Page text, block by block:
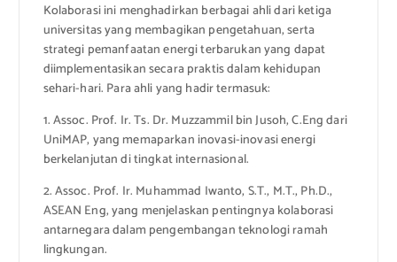
Kolaborasi ini menghadirkan berbagai ahli dari ketiga
universitas yang membagikan pengetahuan, serta
strategi pemanfaatan energi terbarukan yang dapat
diimplementasikan secara praktis dalam kehidupan
sehari-hari. Para ahli yang hadir termasuk:
1. Assoc. Prof. Ir. Ts. Dr. Muzzammil bin Jusoh, C.Eng dari
UniMAP, yang memaparkan inovasi-inovasi energi
berkelanjutan di tingkat internasional.
2. Assoc. Prof. Ir. Muhammad Iwanto, S.T., M.T., Ph.D.,
ASEAN Eng, yang menjelaskan pentingnya kolaborasi
antarnegara dalam pengembangan teknologi ramah
lingkungan.